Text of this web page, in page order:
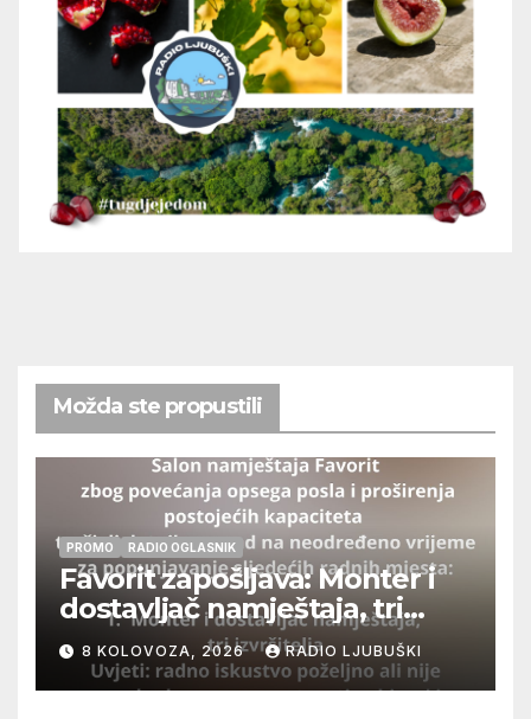
Možda ste propustili
PROMO RADIO OGLASNIK
Favorit zapošljava: Monter i
dostavljač namještaja, tri
izvršitelja
8 KOLOVOZA, 2026 RADIO LJUBUŠKI